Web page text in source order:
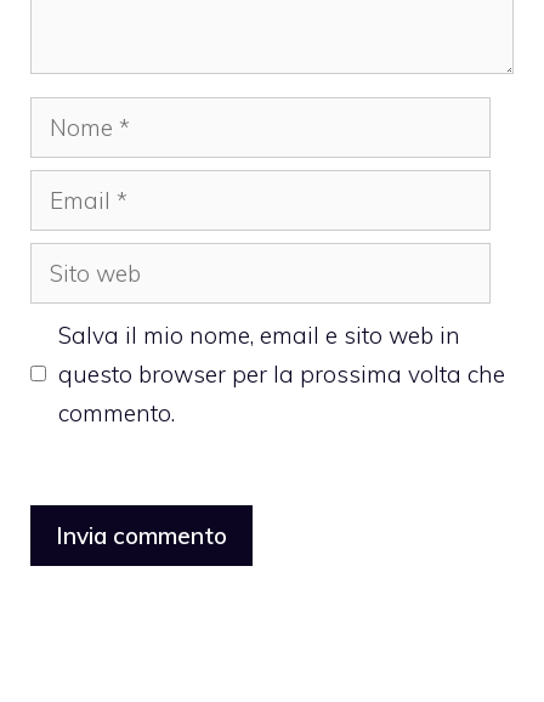
Nome
Email
Sito
web
Salva il mio nome, email e sito web in
questo browser per la prossima volta che
commento.